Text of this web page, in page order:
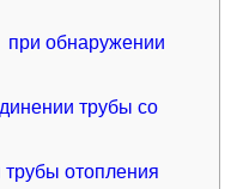
при обнаружении
трубы со
трубы отопления